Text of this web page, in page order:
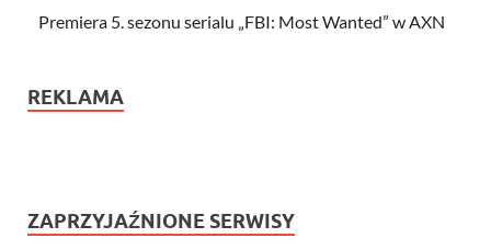
Premiera 5. sezonu serialu „FBI: Most Wanted” w AXN
REKLAMA
ZAPRZYJAŹNIONE SERWISY